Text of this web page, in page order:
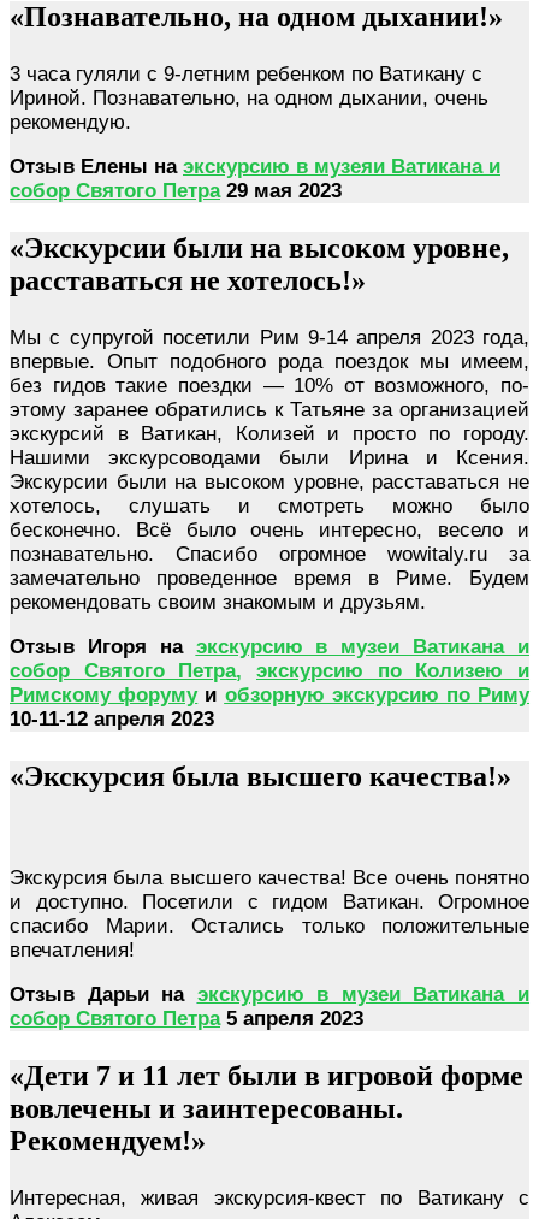
«Познавательно, на одном дыхании!»
3 часа гуляли с 9-летним ребенком по Ватикану с
Ириной. Познавательно, на одном дыхании, очень
рекомендую.
Отзыв Елены на экскурсию в музеяи Ватикана и
собор Святого Петра29 мая 2023
«Экскурсии были на высоком уровне,
расставаться не хотелось!»
Мы с супругой посетили Рим 9-14 апреля 2023 года,
впервые. Опыт подобного рода поездок мы имеем,
без гидов такие поездки — 10% от возможного, по-
этому заранее обратились к Татьяне за организацией
экскурсий в Ватикан, Колизей и просто по городу.
Нашими экскурсоводами были Ирина и Ксения.
Экскурсии были на высоком уровне, расставаться не
хотелось, слушать и смотреть можно было
бесконечно. Всё было очень интересно, весело и
познавательно. Спасибо огромное wowitaly.ru за
замечательно проведенное время в Риме. Будем
рекомендовать своим знакомым и друзьям.
Отзыв Игоря на экскурсию в музеи Ватикана и
собор Святого Петра,экскурсию по Колизею и
Римскому форумуи обзорную экскурсию по Риму
10-11-12 апреля 2023
«Экскурсия была высшего качества!»
Экскурсия была высшего качества! Все очень понятно
и доступно. Посетили с гидом Ватикан. Огромное
спасибо Марии. Остались только положительные
впечатления!
Отзыв Дарьи на экскурсию в музеи Ватикана и
собор Святого Петра5 апреля 2023
«Дети 7 и 11 лет были в игровой форме
вовлечены и заинтересованы.
Рекомендуем!»
Интересная, живая экскурсия-квест по Ватикану с